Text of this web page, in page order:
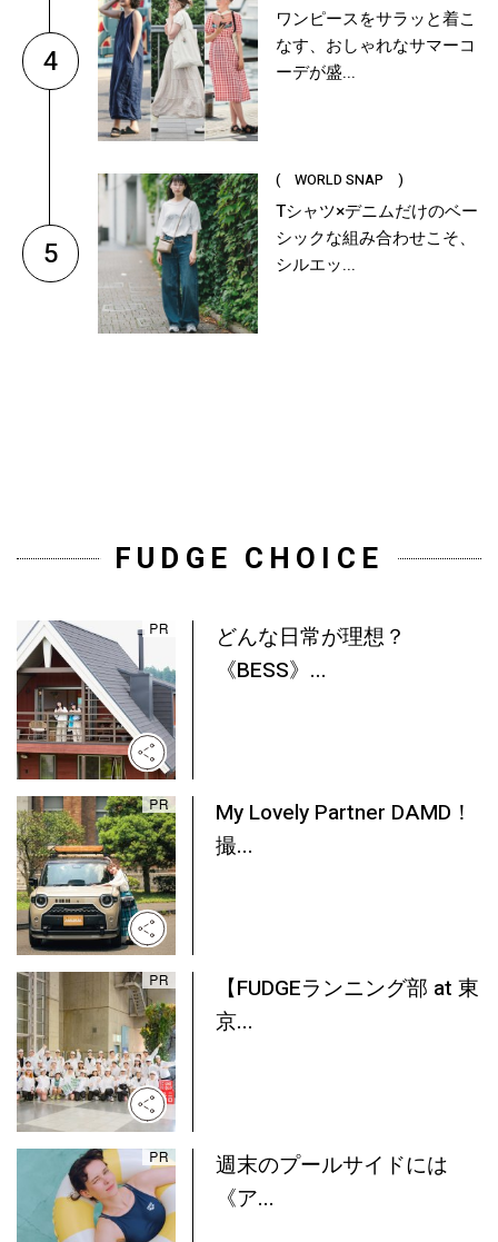
4
ワンピースをサラッと着こ
なす、おしゃれなサマーコ
ーデが盛...
5
( WORLD SNAP )
Tシャツ×デニムだけのベー
シックな組み合わせこそ、
シルエッ...
FUDGE CHOICE
どんな日常が理想？
《BESS》...
My Lovely Partner DAMD！
撮...
【FUDGEランニング部 at 東
京...
週末のプールサイドには
《ア...